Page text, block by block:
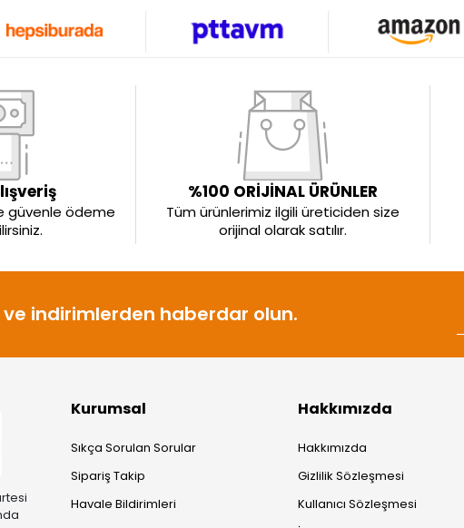
güvenle ödeme
%100 ORİJİNAL ÜRÜNLER
Tüm ürünlerimiz ilgili üreticiden size
orijinal olarak satılır.
indirimlerden haberdar olun.
Kurumsal
Sıkça Sorulan Sorular
Sipariş Takip
Havale Bildirimleri
Hakkımızda
Hakkımızda
Gizlilik Sözleşmesi
Kullanıcı Sözleşmesi